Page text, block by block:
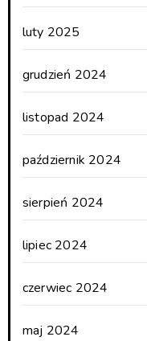
luty 2025
grudzień 2024
listopad 2024
październik 2024
sierpień 2024
lipiec 2024
czerwiec 2024
maj 2024